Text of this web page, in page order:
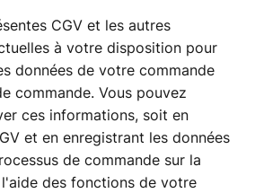
CGV et les autres
à votre disposition pour
données de votre commande
commande. Vous pouvez
ces informations, soit en
et en enregistrant les données
de commande sur la
des fonctions de votre